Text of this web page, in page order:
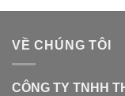
VỀ CHÚNG TÔI
CÔNG TY TNHH